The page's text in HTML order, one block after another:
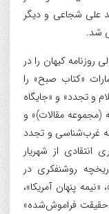
علی شجاعی و دیگر
شد.
کیهان را در
«کتاب صبح» را
و تجدد» و «جایگاه
(مجموعه مقالات)» و
غرب‌شناسی و تجدد
انتقادی از شهریار
روشنفکری در
«نیمه پنهان آمریکا»،
حقیقت فراموش‌شده»